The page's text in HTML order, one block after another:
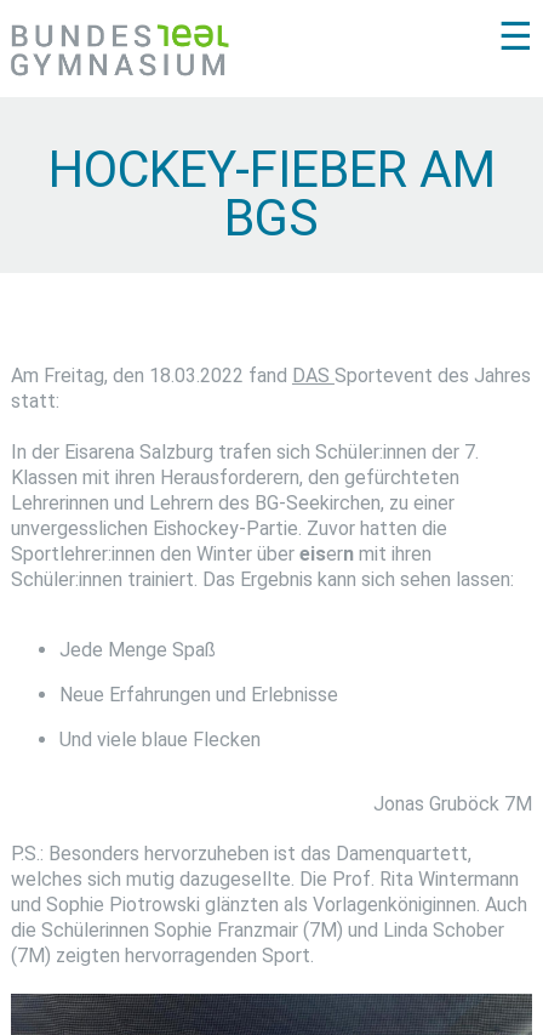
☰
HOCKEY-FIEBER AM
BGS
Am Freitag, den 18.03.2022 fand DAS Sportevent des Jahres
statt:
In der Eisarena Salzburg trafen sich Schüler:innen der 7.
Klassen mit ihren Herausforderern, den gefürchteten
Lehrerinnen und Lehrern des BG-Seekirchen, zu einer
unvergesslichen Eishockey-Partie. Zuvor hatten die
Sportlehrer:innen den Winter über eisernmit ihren
Schüler:innen trainiert. Das Ergebnis kann sich sehen lassen:
Jede Menge Spaß
Neue Erfahrungen und Erlebnisse
Und viele blaue Flecken
Jonas Gruböck 7M
P.S.: Besonders hervorzuheben ist das Damenquartett,
welches sich mutig dazugesellte. Die Prof. Rita Wintermann
und Sophie Piotrowski glänzten als Vorlagenköniginnen. Auch
die Schülerinnen Sophie Franzmair (7M) und Linda Schober
(7M) zeigten hervorragenden Sport.